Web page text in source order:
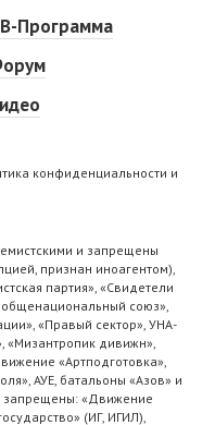
Программа
конфиденциальности и
и запрещены
признан иноагентом),
партия», «Свидетели
союз»,
«Правый сектор», УНА-
«Мизантропик дивижн»,
«Артподготовка»,
АУЕ, батальоны «Азов» и
запрещены: «Движение
(ИГ, ИГИЛ),